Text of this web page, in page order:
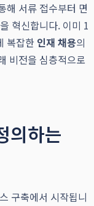
해 서류 접수부터 면
혁신합니다. 이미 1
복잡한 인재 채용의
비전을 심층적으로
의하는
구축에서 시작됩니